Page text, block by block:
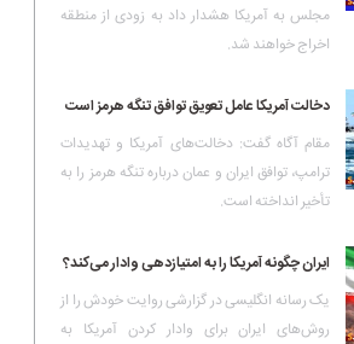
مجلس به آمریکا هشدار داد به زودی از منطقه
اخراج خواهند شد.
دخالت آمریکا عامل تعویق توافق تنگه هرمز است
مقام آگاه گفت: دخالت‌های آمریکا و تهدیدات
ترامپ، توافق ایران و عمان درباره تنگه هرمز را به
تأخیر انداخته است.
ایران چگونه آمریکا را به امتیازدهی وادار می‌کند؟
یک رسانه انگلیسی در گزارشی روایت خودش را از
روش‌های ایران برای وادار کردن آمریکا به